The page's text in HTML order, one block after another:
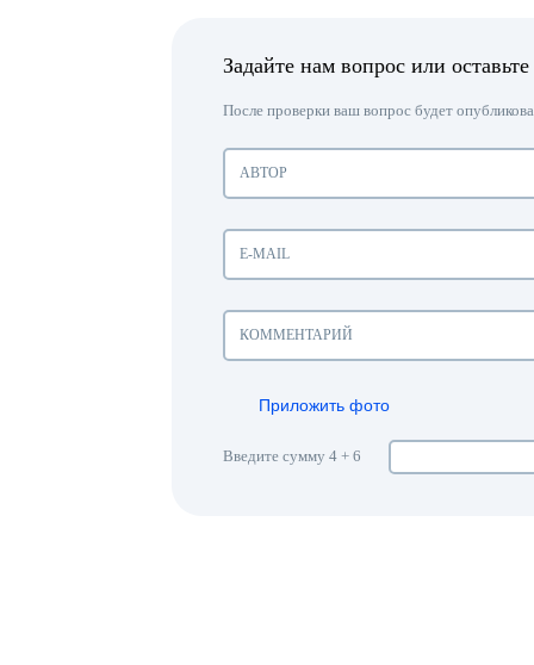
Задайте нам вопрос или
После проверки ваш вопрос будет
Приложить фото
Введите сумму 4 + 6